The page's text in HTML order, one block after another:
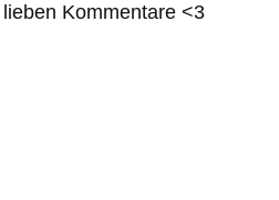
Kommentare <3